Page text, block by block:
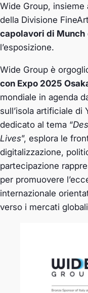
Wide Group, insieme
della Divisione
capolavori di Munch
l’esposizione.
Wide Group è
con Expo 2025
mondiale in agenda
sull’isola artificiale di
dedicato al tema “
Lives”, esplora le
digitalizzazione,
partecipazione
per promuovere
internazionale
verso i mercati